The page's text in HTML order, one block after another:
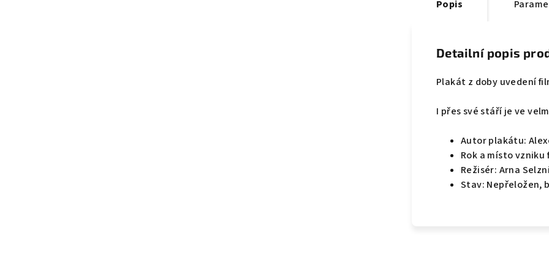
Popis
Detailní popis
Plakát z doby uvedení
I přes své stáří je ve
Autor plakátu:
Rok a místo vzniku
Režisér: Arna
Stav: Nepřeložen,